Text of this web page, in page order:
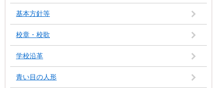
基本方針等
校章・校歌
学校沿革
青い目の人形